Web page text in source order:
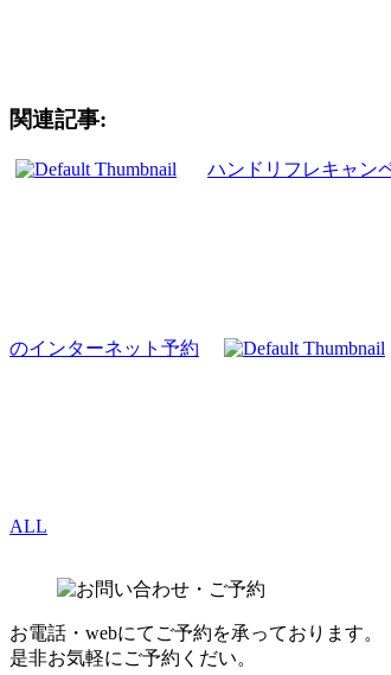
関連記事:
ハンドリフレキャン
のインターネット予約
ALL
お電話・webにてご予約を承っております。
是非お気軽にご予約くだい。